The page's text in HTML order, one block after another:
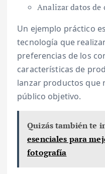
Analizar datos
Un ejemplo práctico
tecnología que
preferencias de los
características de
lanzar productos que
público objetivo.
Quizás también te
esenciales para
fotografía